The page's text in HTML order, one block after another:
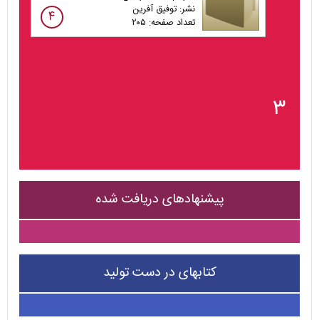
نشر: توفیق آفرین
تعداد صفحه: ۲۰۵
۴
۳
پیشنهادهای دریافت شده
کتابهای در دست تولید